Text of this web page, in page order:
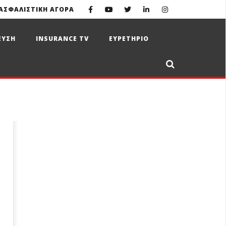
ΑΓΟΡΑ
INSURANCE TV ΕΥΡΕΤΗΡΙΟ